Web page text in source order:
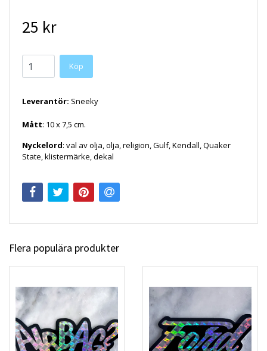
25 kr
Köp
Leverantör: Sneeky
Mått: 10 x 7,5 cm.
Nyckelord: val av olja, olja, religion, Gulf, Kendall, Quaker
State, klistermärke, dekal
Flera populära produkter